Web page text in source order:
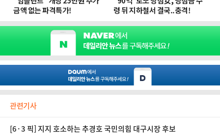
관련기사
[6·3 픽] 지지 호소하는 추경호 국민의힘 대구시장 후보